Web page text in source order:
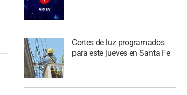
Cortes de luz programados
para este jueves en Santa Fe